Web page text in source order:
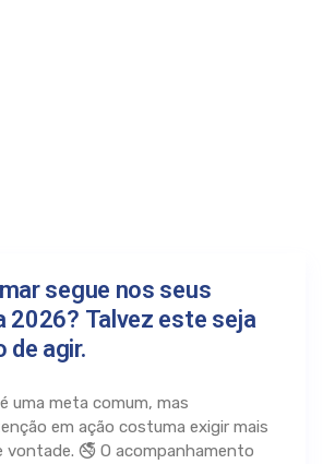
segue nos seus
2026? Talvez este seja
de agir.
uma meta comum, mas
em ação costuma exigir mais
vontade. 🚭 O acompanhamento